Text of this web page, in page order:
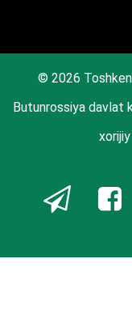
© 2026
Butunrossiya davlat